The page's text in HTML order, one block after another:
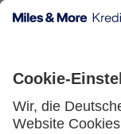
Welches